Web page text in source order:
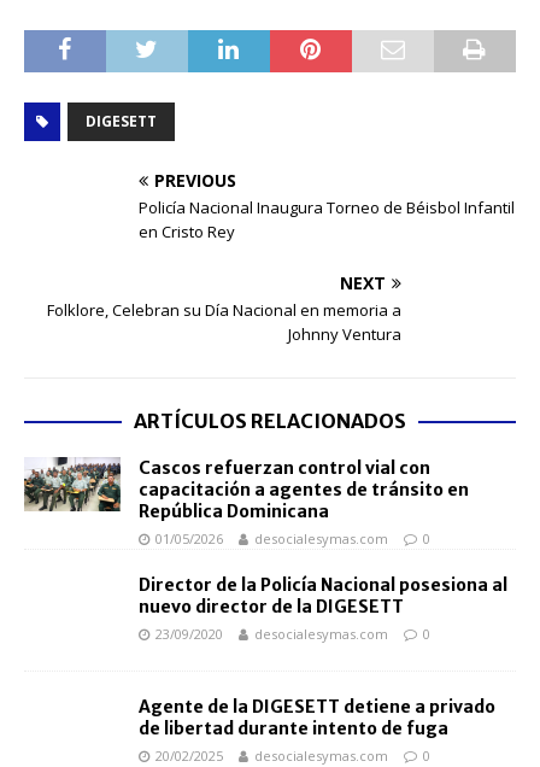
DIGESETT
PREVIOUS
Policía Nacional Inaugura Torneo de Béisbol Infantil
en Cristo Rey
NEXT
Folklore, Celebran su Día Nacional en memoria a
Johnny Ventura
ARTÍCULOS RELACIONADOS
Cascos refuerzan control vial con
capacitación a agentes de tránsito en
República Dominicana
01/05/2026 desocialesymas.com 0
Director de la Policía Nacional posesiona al
nuevo director de la DIGESETT
23/09/2020 desocialesymas.com 0
Agente de la DIGESETT detiene a privado
de libertad durante intento de fuga
20/02/2025 desocialesymas.com 0